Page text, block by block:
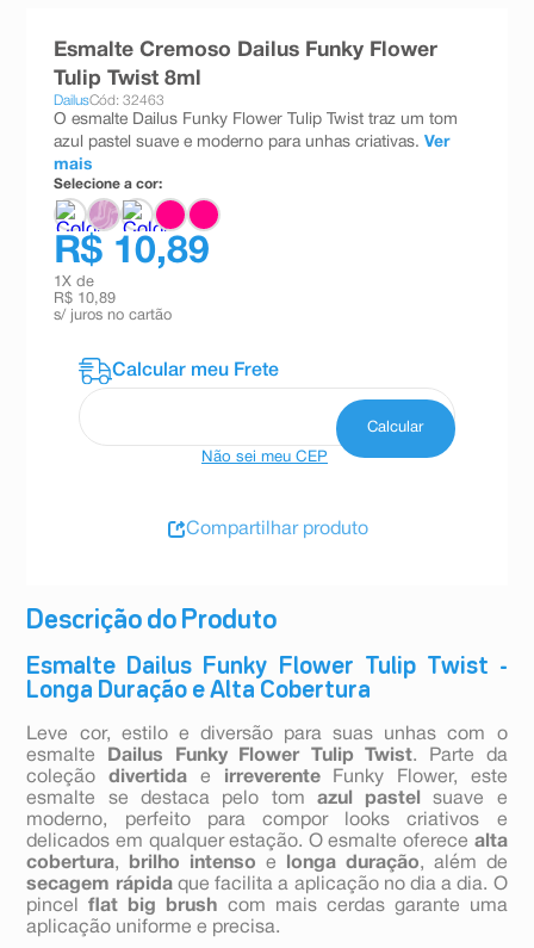
Descrição do Produto
Esmalte Dailus Funky Flower Tulip Twist -
Longa Duração e Alta Cobertura
Leve cor, estilo e diversão para suas unhas com o
esmalte
Dailus Funky Flower Tulip Twist. Parte da
coleçãodivertida e irreverenteFunky Flower, este
esmalte se destaca pelo tom azul pastel
suave e
moderno, perfeito para compor looks criativos e
delicados em qualquer estação. O esmalte oferece alta
cobertura, brilho intenso e longa duração, além de
secagem rápidaque facilita a aplicação no dia a dia. O
pincelflat big brush com mais cerdas garante uma
aplicação uniforme e precisa.
Esmalte Cremoso Dailus Funky Flower
Tulip Twist 8ml
DailusCód: 32463
O esmalte Dailus Funky Flower Tulip Twist traz um tom
azul pastel suave e moderno para unhas criativas. Ver
mais
Selecione a cor:
R$ 10,89
1 X de
R$ 10,89
s/ juros no cartão
Não sei meu CEP
Compartilhar produto
esmalte
10ºabsorvente